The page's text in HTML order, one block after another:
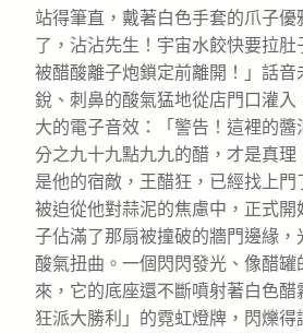
站得筆直，戴著白色手套的爪子優
了，沾沾先生！宇宙水餃快要拉
被醋酸離子炮鎖定前離開！」話音
銳、刺鼻的酸氣猛地從店門口灌入
大的電子音效：「警告！這裡的
分之九十九點九九的醋，才是真理
是他的宿敵，王醋狂，已經找上門
被迫從他對蒜泥的焦慮中，正式開
子佔滿了那扇被撞破的牆門邊緣，
酸氣扭曲。一個閃閃發光、像醋罐
來，它的底座還不斷噴射著白色
狂派大勝利」的霓虹燈牌，閃爍